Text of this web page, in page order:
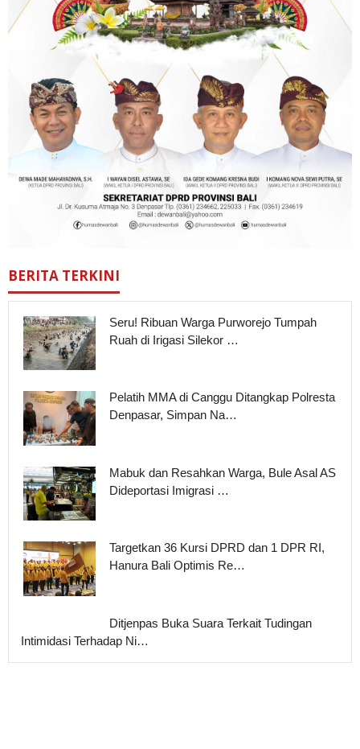
BERITA TERKINI
Seru! Ribuan Warga Purworejo Tumpah
Ruah di Irigasi Silekor …
Pelatih MMA di Canggu Ditangkap Polresta
Denpasar, Simpan Na…
Mabuk dan Resahkan Warga, Bule Asal AS
Dideportasi Imigrasi …
Targetkan 36 Kursi DPRD dan 1 DPR RI,
Hanura Bali Optimis Re…
Ditjenpas Buka Suara Terkait Tudingan
Intimidasi Terhadap Ni…